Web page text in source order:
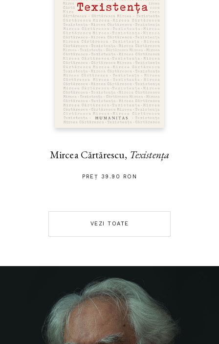
Mircea Cărtărescu, Texistența
PREȚ 39.90 RON
VEZI TOATE